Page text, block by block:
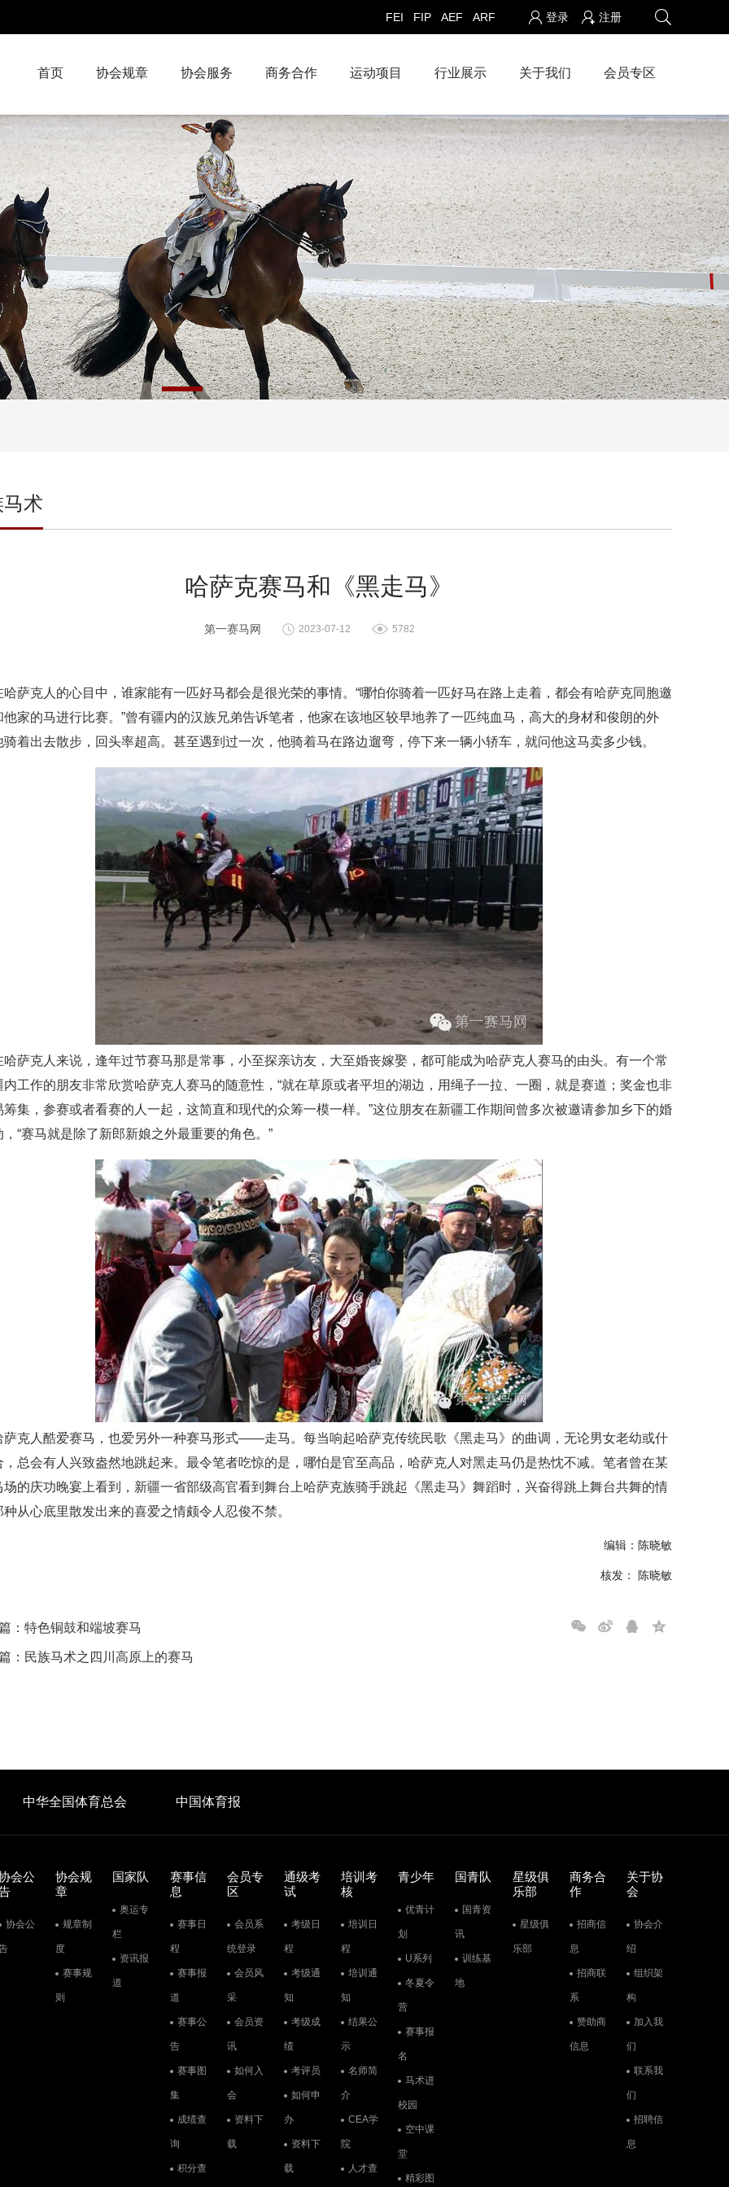
登录 注册
FEI FIP AEF ARF
首页 协会规章 协会服务 商务合作 运动项目 行业展示 关于我们 会员专区
马术
哈萨克赛马和《黑走马》
第一赛马网 2023-07-12 5782
哈萨克人的心目中，谁家能有一匹好马都会是很光荣的事情。“哪怕你骑着一匹好马在路上走着，都会有哈萨克同胞邀
他家的马进行比赛。”曾有疆内的汉族兄弟告诉笔者，他家在该地区较早地养了一匹纯血马，高大的身材和俊朗的外
骑着出去散步，回头率超高。甚至遇到过一次，他骑着马在路边遛弯，停下来一辆小轿车，就问他这马卖多少钱。
哈萨克人来说，逢年过节赛马那是常事，小至探亲访友，大至婚丧嫁娶，都可能成为哈萨克人赛马的由头。有一个常
内工作的朋友非常欣赏哈萨克人赛马的随意性，“就在草原或者平坦的湖边，用绳子一拉、一圈，就是赛道；奖金也非
筹集，参赛或者看赛的人一起，这简直和现代的众筹一模一样。”这位朋友在新疆工作期间曾多次被邀请参加乡下的婚
，“赛马就是除了新郎新娘之外最重要的角色。”
萨克人酷爱赛马，也爱另外一种赛马形式——走马。每当响起哈萨克传统民歌《黑走马》的曲调，无论男女老幼或什
，总会有人兴致盎然地跳起来。最令笔者吃惊的是，哪怕是官至高品，哈萨克人对黑走马仍是热忱不减。笔者曾在某
场的庆功晚宴上看到，新疆一省部级高官看到舞台上哈萨克族骑手跳起《黑走马》舞蹈时，兴奋得跳上舞台共舞的情
种从心底里散发出来的喜爱之情颇令人忍俊不禁。
编辑：陈晓敏
核发： 陈晓敏
： 特色铜鼓和端坡赛马
： 民族马术之四川高原上的赛马
中华全国体育总会 中国体育报
会公
协会公
协会规
章
规章制
度
赛事规
则
国家队
奥运专
栏
资讯报
道
赛事信
息
赛事日
程
赛事报
道
赛事公
告
赛事图
集
成绩查
询
积分查
会员专
区
会员系
统登录
会员风
采
会员资
讯
如何入
会
资料下
载
通级考
试
考级日
程
考级通
知
考级成
绩
考评员
如何申
办
资料下
载
培训考
核
培训日
程
培训通
知
结果公
示
名师简
介
CEA学
院
人才查
青少年
优青计
划
U系列
冬夏令
营
赛事报
名
马术进
校园
空中课
堂
精彩图
国青队
国青资
讯
训练基
地
星级俱
乐部
星级俱
乐部
商务合
作
招商信
息
招商联
系
赞助商
信息
关于协
会
协会介
绍
组织架
构
加入我
们
联系我
们
招聘信
息